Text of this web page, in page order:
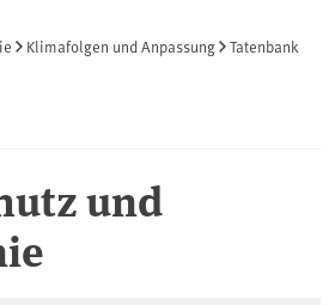
Klimafolgen und Anpassung Tatenbank
und